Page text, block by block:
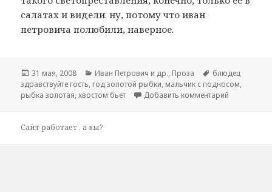
салатах и видели. ну, потому что иван
петровича полюбили, наверное.
Опубликовано
31 мая, 2008 Рубрики
Иван Петрович и др., Проза Метки
блюдец
здравствуйте гость, год золотой рыбки, мальчик с подносом,
рыбка золотая,хвостом бьет Добавить комментарий
Сайт работает , а вы?